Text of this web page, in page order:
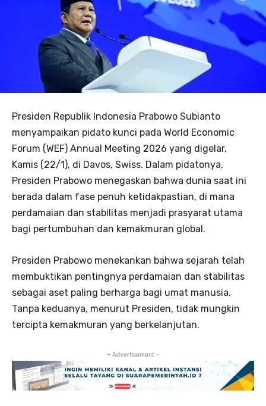
Presiden Republik Indonesia Prabowo Subianto
menyampaikan pidato kunci pada World Economic
Forum (WEF) Annual Meeting 2026 yang digelar,
Kamis (22/1), di Davos, Swiss. Dalam pidatonya,
Presiden Prabowo menegaskan bahwa dunia saat ini
berada dalam fase penuh ketidakpastian, di mana
perdamaian dan stabilitas menjadi prasyarat utama
bagi pertumbuhan dan kemakmuran global.
Presiden Prabowo menekankan bahwa sejarah telah
membuktikan pentingnya perdamaian dan stabilitas
sebagai aset paling berharga bagi umat manusia.
Tanpa keduanya, menurut Presiden, tidak mungkin
tercipta kemakmuran yang berkelanjutan.
- Advertisement -